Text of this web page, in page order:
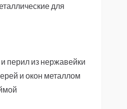
для
перил из нержавейки
и окон металлом